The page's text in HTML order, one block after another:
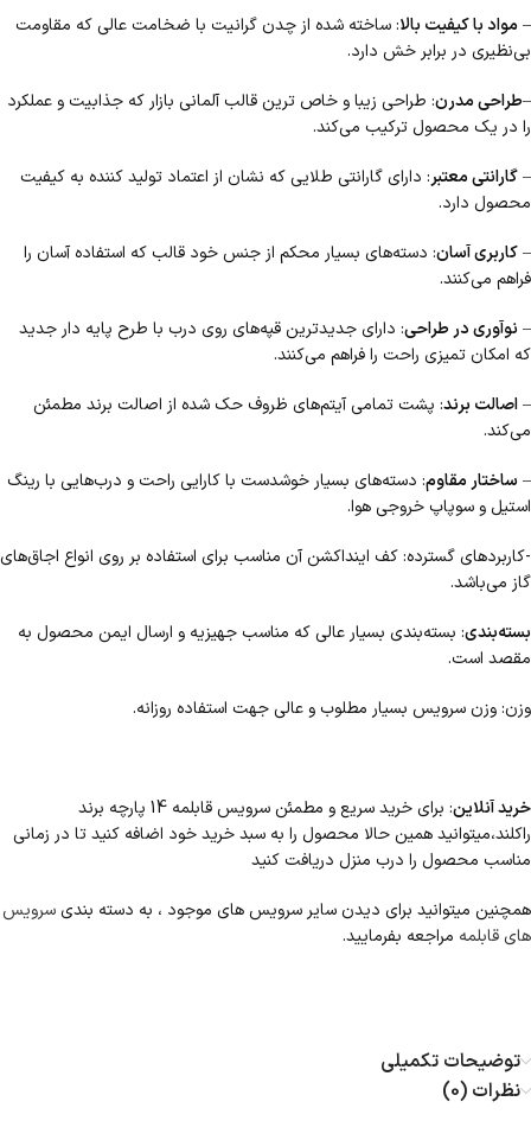
– مواد با کیفیت بالا: ساخته شده از چدن گرانیت با ضخامت عالی که مقاومت
بی‌نظیری در برابر خش دارد.
–طراحی مدرن: طراحی زیبا و خاص ترین قالب آلمانی بازار که جذابیت و عملکرد
را در یک محصول ترکیب می‌کند.
–گارانتی معتبر: دارای گارانتی طلایی که نشان از اعتماد تولید کننده به کیفیت
محصول دارد.
–کاربری آسان: دسته‌های بسیار محکم از جنس خود قالب که استفاده آسان را
فراهم می‌کنند.
– نوآوری در طراحی: دارای جدیدترین قپه‌های روی درب با طرح پایه دار جدید
که امکان تمیزی راحت را فراهم می‌کنند.
–اصالت برند: پشت تمامی آیتم‌های ظروف حک شده از اصالت برند مطمئن
می‌کند.
– ساختار مقاوم: دسته‌های بسیار خوشدست با کارایی راحت و درب‌هایی با رینگ
استیل و سوپاپ خروجی هوا.
-کاربردهای گسترده: کف اینداکشن آن مناسب برای استفاده بر روی انواع اجاق‌های
گاز می‌باشد.
بسته‌بندی: بسته‌بندی بسیار عالی که مناسب جهیزیه و ارسال ایمن محصول به
مقصد است.
وزن: وزن سرویس بسیار مطلوب و عالی جهت استفاده روزانه.
خرید آنلاین
: برای خرید سریع و مطمئن سرویس قابلمه 14 پارچه برند
راکلند،میتوانید همین حالا محصول را به سبد خرید خود اضافه کنید تا در زمانی
مناسب محصول را درب منزل دریافت کنید
همچنین میتوانید برای دیدن سایر سرویس های موجود ، به دسته بندیسرویس
های قابلمه مراجعه بفرمایید.
توضیحات تکمیلی
نظرات (0)